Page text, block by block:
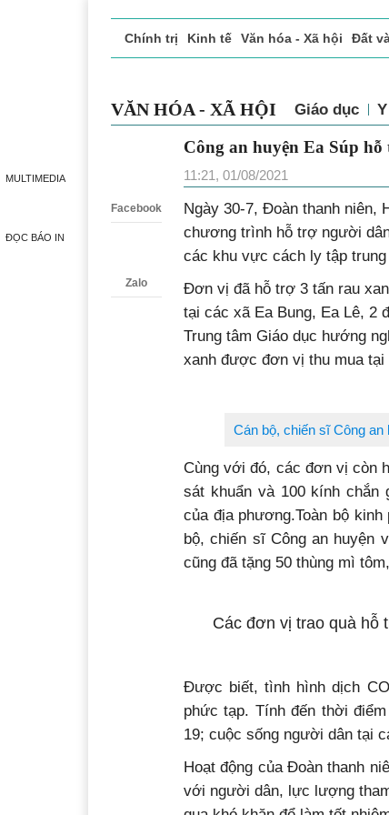
MULTIMEDIA
ĐỌC BÁO IN
Chính trị Kinh tế Văn hóa - Xã hội Đất
VĂN HÓA - XÃ HỘI Giáo dục
Facebook
Zalo
Công an huyện Ea
y tế
11:21, 01/08/2021
Ngày 30-7, Đoàn thanh niên,
chương trình hỗ trợ người
các khu vực cách ly tập trung
Đơn vị đã hỗ trợ 3 tấn rau
tại các xã Ea Bung, Ea Lê, 2
Trung tâm Giáo dục hướng
Cùng với đó, các đơn vị còn
sát khuẩn và 100 kính chắn
của địa phương.Toàn bộ
bộ, chiến sĩ Công an huyện
Được biết, tình hình dịch
phức tạp. Tính đến thời
19; cuộc sống người dân tại
Hoạt động của Đoàn thanh